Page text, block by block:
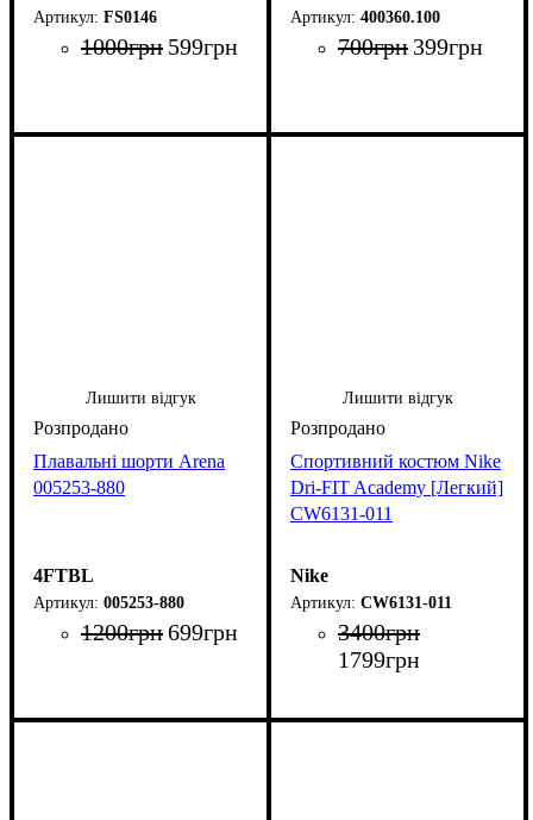
FS0146
1000грн 599грн
400360.100
700грн 399грн
Лишити відгук
Плавальні шорти Arena
005253-880
4FTBL
005253-880
1200грн699грн
Лишити відгук
Спортивний костюм Nike
Dri-FIT Academy [Легкий]
CW6131-011
Nike
CW6131-011
3400грн
1799грн